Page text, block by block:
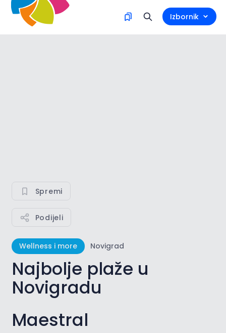
Izbornik
Spremi
Podijeli
Wellness i more Novigrad
Najbolje plaže u
Novigradu
Maestral